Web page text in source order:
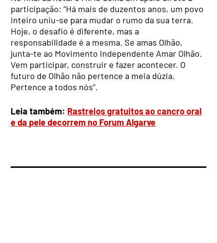
participação: “Há mais de duzentos anos, um povo
inteiro uniu-se para mudar o rumo da sua terra.
Hoje, o desafio é diferente, mas a
responsabilidade é a mesma. Se amas Olhão,
junta-te ao Movimento Independente Amar Olhão.
Vem participar, construir e fazer acontecer. O
futuro de Olhão não pertence a meia dúzia.
Pertence a todos nós”.
Leia também: Rastreios gratuitos ao cancro oral
e da pele decorrem no Forum Algarve